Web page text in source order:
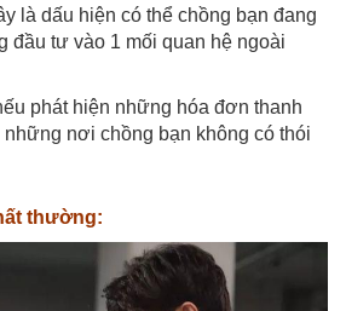
là dấu hiện có thể chồng bạn đang
đầu tư vào 1 mối quan hệ ngoài
phát hiện những hóa đơn thanh
nơi chồng bạn không có thói
thường: